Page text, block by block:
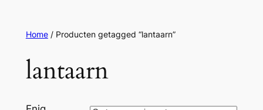
inhoud
Home/ Producten getagged “lantaarn”
lantaarn